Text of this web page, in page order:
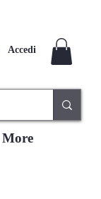
Accedi
More